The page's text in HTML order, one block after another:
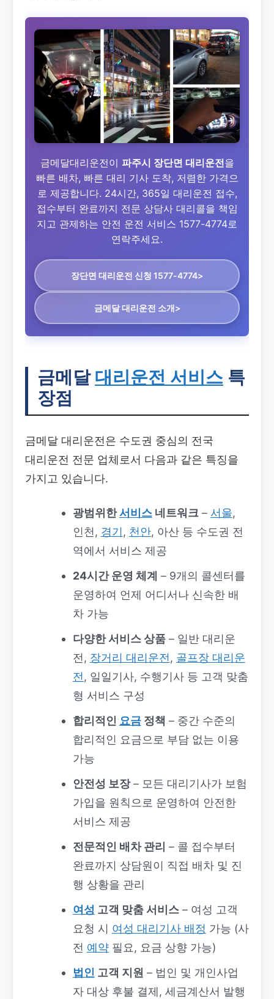
금메달대리운전이 파주시 장단면 대리운전을
빠른 배차, 빠른 대리 기사 도착, 저렴한 가격으
로 제공합니다. 24시간, 365일 대리운전 접수,
접수부터 완료까지 전문 상담사 대리콜을 책임
지고 관제하는 안전 운전 서비스 1577-4774로
연락주세요.
장단면 대리운전 신청 1577-4774>
금메달 대리운전 소개>
금메달 대리운전 서비스 특
장점
금메달 대리운전은 수도권 중심의 전국
대리운전 전문 업체로서 다음과 같은 특징을
가지고 있습니다.
광범위한서비스네트워크– 서울,
인천, 경기, 천안, 아산 등 수도권 전
역에서 서비스 제공
24시간 운영 체계 – 9개의 콜센터를
운영하여 언제 어디서나 신속한 배
차 가능
다양한 서비스 상품– 일반 대리운
전, 장거리 대리운전, 골프장 대리운
전, 일일기사, 수행기사 등 고객 맞춤
형 서비스 구성
합리적인 요금정책 – 중간 수준의
합리적인 요금으로 부담 없는 이용
가능
안전성 보장– 모든 대리기사가 보험
가입을 원칙으로 운영하여 안전한
서비스 제공
전문적인 배차 관리 – 콜 접수부터
완료까지 상담원이 직접 배차 및 진
행 상황을 관리
여성 고객 맞춤 서비스– 여성 고객
요청 시 여성 대리기사 배정 가능 (사
전 예약필요, 요금 상향 가능)
법인 고객 지원 – 법인 및 개인사업
자 대상 후불 결제, 세금계산서 발행